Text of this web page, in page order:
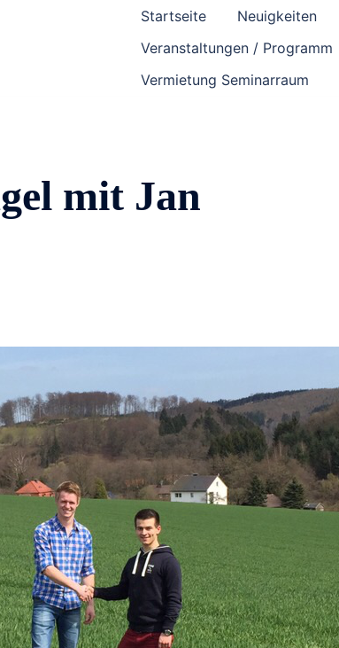
Startseite Neuigkeiten
Veranstaltungen / Programm
Vermietung Seminarraum
mit Jan